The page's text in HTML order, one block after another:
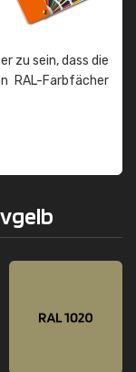
zu sein, dass die
RAL-Farbfächer